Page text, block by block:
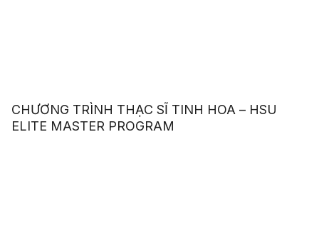
CHƯƠNG TRÌNH THẠC SĨ TINH HOA – HSU
ELITE MASTER PROGRAM